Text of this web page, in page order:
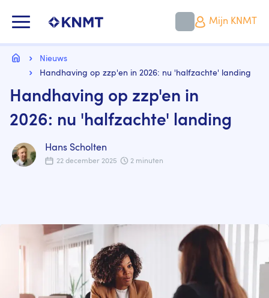
naar
gaan
Mijn KNMT
Kruimelpad
HomeNieuws
Handhaving op zzp'en in 2026: nu 'halfzachte' landing
Handhaving op zzp'en in
2026: nu 'halfzachte' landing
Hans Scholten
22 december 2025 2 minuten